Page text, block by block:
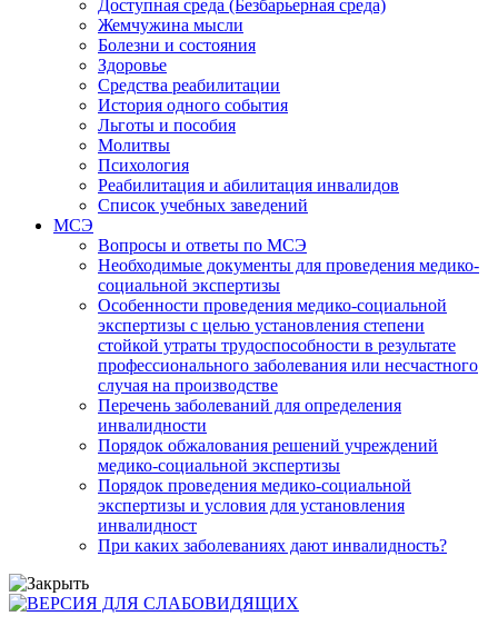
Доступная среда (Безбарьерная среда)
Жемчужина мысли
Болезни и состояния
Здоровье
Средства реабилитации
История одного события
Льготы и пособия
Молитвы
Психология
Реабилитация и абилитация инвалидов
Список учебных заведений
МСЭ
Вопросы и ответы по МСЭ
Необходимые документы для проведения медико-
социальной экспертизы
Особенности проведения медико-социальной
экспертизы с целью установления степени
стойкой утраты трудоспособности в результате
профессионального заболевания или несчастного
случая на производстве
Перечень заболеваний для определения
инвалидности
Порядок обжалования решений учреждений
медико-социальной экспертизы
Порядок проведения медико-социальной
экспертизы и условия для установления
инвалидност
При каких заболеваниях дают инвалидность?